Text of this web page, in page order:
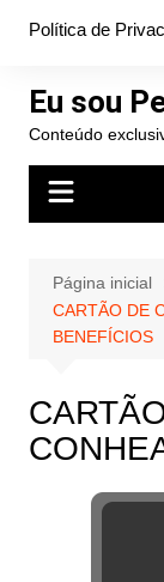
conteúdo
Política de
Eu sou
Conteúdo
Página inicial
CARTÃO DE
BENEFÍCIOS